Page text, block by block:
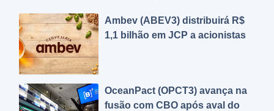
Ambev (ABEV3) distribuirá R$
1,1 bilhão em JCP a acionistas
OceanPact (OPCT3) avança na
fusão com CBO após aval do